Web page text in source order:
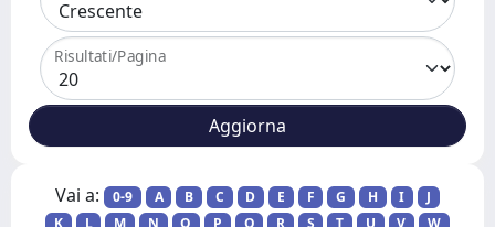
Risultati/Pagina
Vai a: 0-9 A B C D E F G H I
J